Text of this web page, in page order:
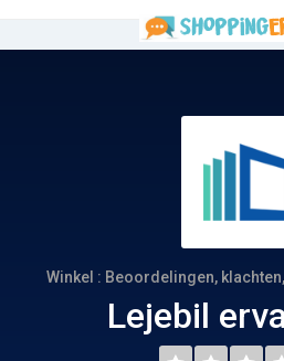
Winkel : Beoordelingen,
Lejebil